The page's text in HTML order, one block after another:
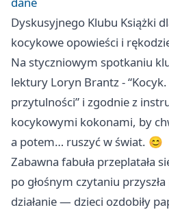
Dyskusyjnego Klubu Książki
kocykowe opowieści i
Na styczniowym spotkaniu
lektury Loryn Brantz -
przytulności” i zgodnie z
kocykowymi kokonami, by
a potem… ruszyć w świat. 😊
Zabawna fabuła przeplatała
po głośnym czytaniu
działanie — dzieci ozdobiły